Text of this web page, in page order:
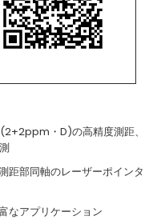
・D)の高精度測距、
距部同軸のレーザーポインタ
なアプリケーション